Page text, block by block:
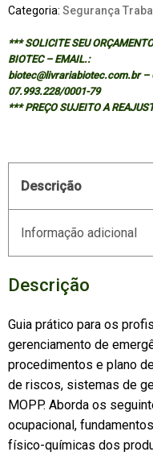
Categoria: Segurança
*** SOLICITE SEU
BIOTEC – EMAIL.:
biotec@livrariabiotec.com.br –
07.993.228/0001-79
*** PREÇO SUJEITO A
Descrição
Informação adicional
Descrição
Guia prático para os
gerenciamento de
procedimentos e plano
de riscos, sistemas de
MOPP. Aborda os
ocupacional,
físico-químicas dos